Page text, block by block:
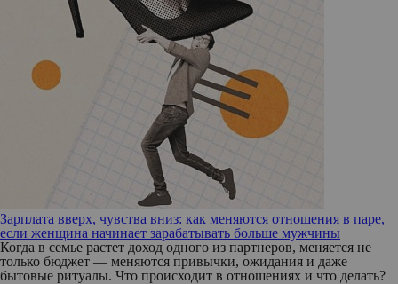
Зарплата вверх, чувства вниз: как меняются отношения в паре,
если женщина начинает зарабатывать больше мужчины
Когда в семье растет доход одного из партнеров, меняется не
только бюджет — меняются привычки, ожидания и даже
бытовые ритуалы. Что происходит в отношениях и что делать?